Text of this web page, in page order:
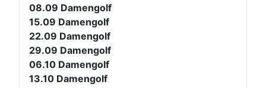
08.09 Damengolf
15.09 Damengolf
22.09 Damengolf
29.09 Damengolf
06.10 Damengolf
13.10 Damengolf